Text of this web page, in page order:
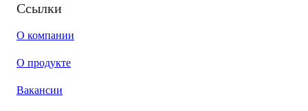
Ссылки
О компании
О продукте
Вакансии